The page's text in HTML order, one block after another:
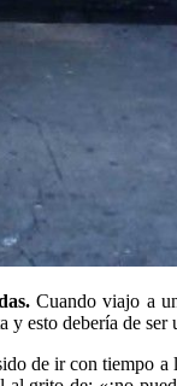
Cuando viajo a un
esto debería de
de ir con tiempo a